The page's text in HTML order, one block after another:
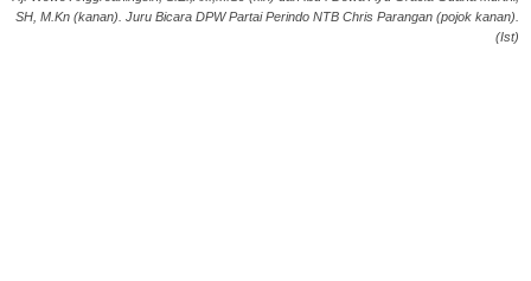
SH, M.Kn (kanan). Juru Bicara DPW Partai Perindo NTB Chris Parangan (pojok kanan).
(Ist)